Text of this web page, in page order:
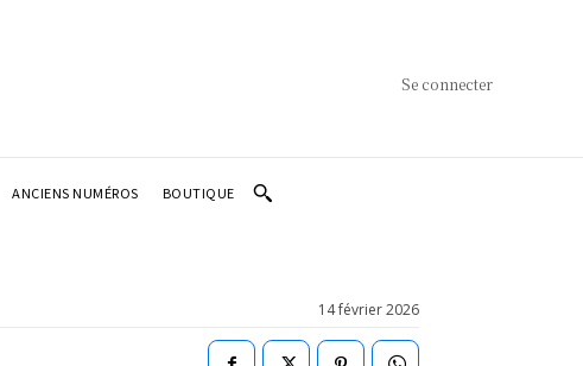
Se connecter
ANCIENS NUMÉROS BOUTIQUE
14 février 2026